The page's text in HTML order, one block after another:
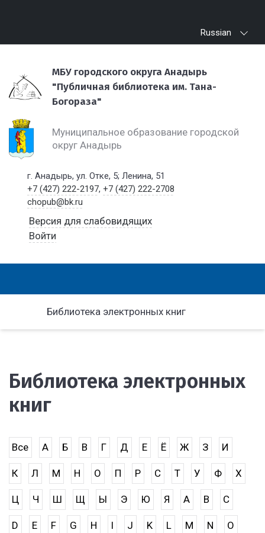
Russian
МБУ городского округа Анадырь
"Публичная библиотека им. Тана-
Богораза"
Муниципальное образование городской
округ Анадырь
г. Анадырь, ул. Отке, 5; Ленина, 51
+7 (427) 222-2197,+7 (427) 222-2708
chopub@bk.ru
Версия для слабовидящих
Войти
Библиотека электронных книг
Библиотека электронных
книг
Все А Б В Г Д Е Ё Ж З И
К Л М Н О П Р С Т У Ф Х
Ц Ч Ш Щ Ы Э Ю Я A B C
D E F G H I J K L M N O